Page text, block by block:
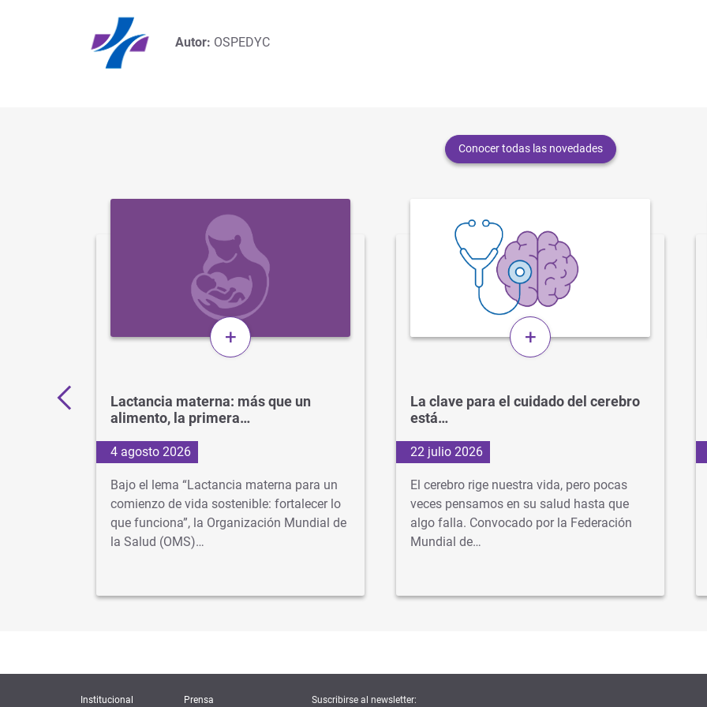
Autor: OSPEDYC
Conocer todas las novedades
+
Lactancia materna: más que un
alimento, la primera…
4 agosto 2026
Bajo el lema “Lactancia materna para un
comienzo de vida sostenible: fortalecer lo
que funciona”, la Organización Mundial de
la Salud (OMS)…
+
La clave para el cuidado del cerebro
está…
22 julio 2026
El cerebro rige nuestra vida, pero pocas
veces pensamos en su salud hasta que
algo falla. Convocado por la Federación
Mundial de…
Institucional Prensa Suscribirse al newsletter: